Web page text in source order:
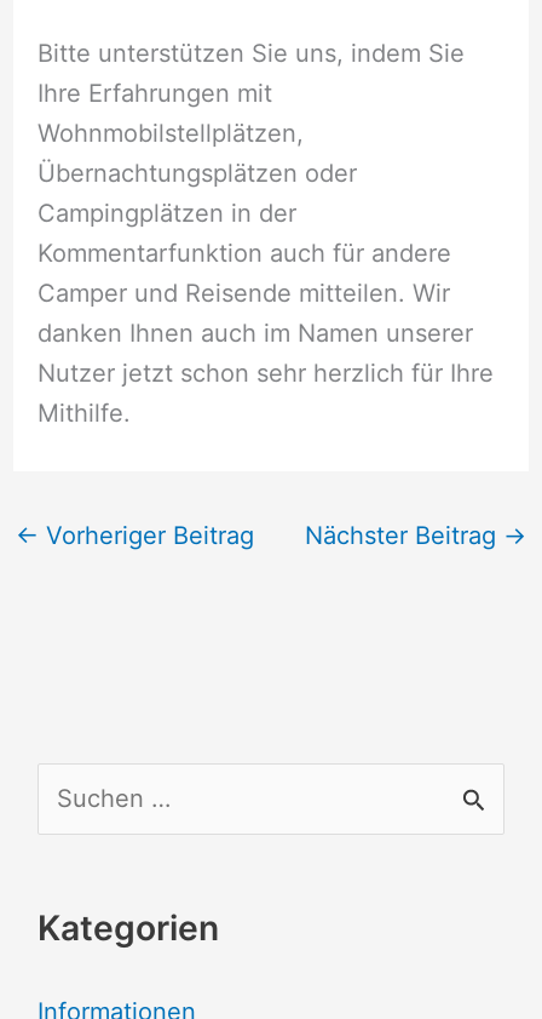
Bitte unterstützen Sie uns, indem Sie
Ihre Erfahrungen mit
Wohnmobilstellplätzen,
Übernachtungsplätzen oder
Campingplätzen in der
Kommentarfunktion auch für andere
Camper und Reisende mitteilen. Wir
danken Ihnen auch im Namen unserer
Nutzer jetzt schon sehr herzlich für Ihre
Mithilfe.
← Vorheriger Beitrag Nächster Beitrag →
u
h
Kategorien
Informationen